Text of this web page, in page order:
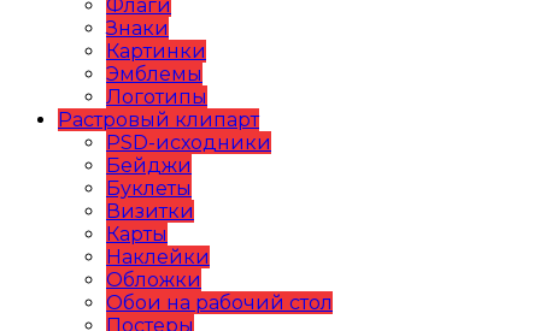
Флаги
Знаки
Картинки
Эмблемы
Логотипы
Растровый клипарт
PSD-исходники
Бейджи
Буклеты
Визитки
Карты
Наклейки
Обложки
Обои на рабочий стол
Постеры